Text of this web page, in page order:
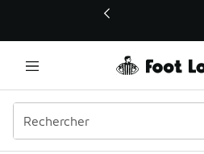
Ce lien ouvrira une nouvelle fenêtre